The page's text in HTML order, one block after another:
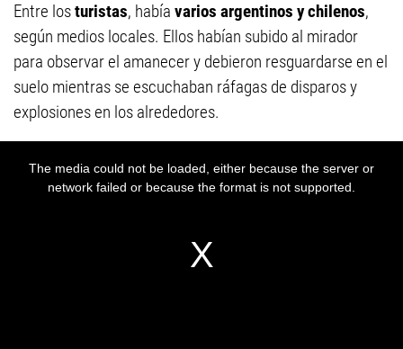
Entre losturistas, había varios argentinos y chilenos,
según medios locales. Ellos habían subido al mirador
para observar el amanecer y debieron resguardarse en el
suelo mientras se escuchaban ráfagas de disparos y
explosiones en los alrededores.